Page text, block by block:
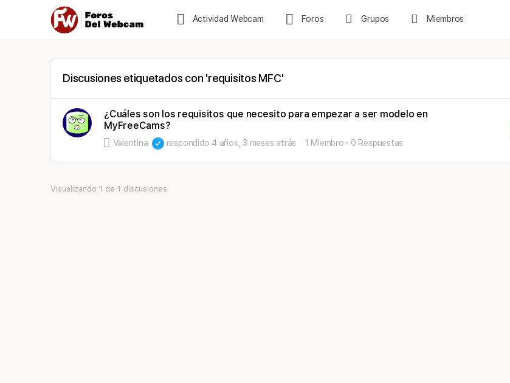
Actividad Webcam Foros Grupos Miembros
Discusiones etiquetados con 'requisitos MFC'
¿Cuáles son los requisitos que necesito para empezar a ser modelo en
MyFreeCams?
Valentina respondido 4 años, 3 meses atrás 1 Miembro · 0 Respuestas
Visualizando 1 de 1 discusiones